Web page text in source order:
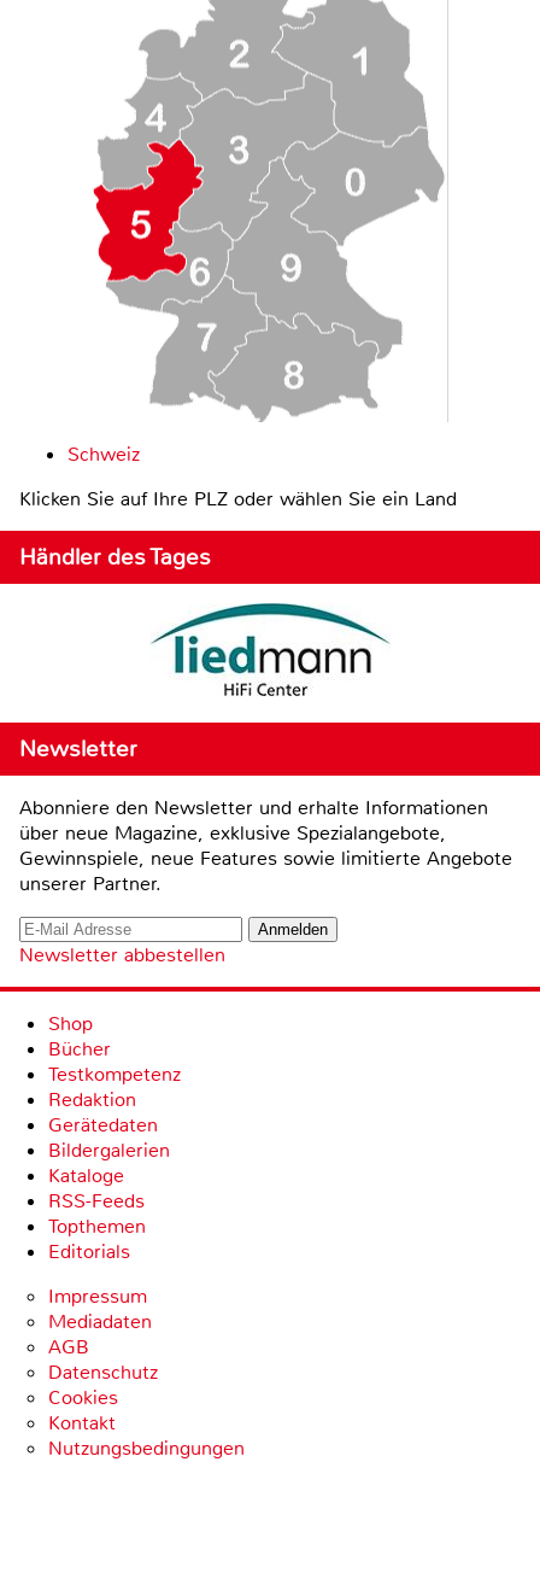
Schweiz
Klicken Sie auf Ihre PLZ oder wählen Sie ein Land
Händler des Tages
Newsletter
Abonniere den Newsletter und erhalte Informationen
über neue Magazine, exklusive Spezialangebote,
Gewinnspiele, neue Features sowie limitierte Angebote
unserer Partner.
Newsletter abbestellen
Shop
Bücher
Testkompetenz
Redaktion
Gerätedaten
Bildergalerien
Kataloge
RSS-Feeds
Topthemen
Editorials
Impressum
Mediadaten
AGB
Datenschutz
Cookies
Kontakt
Nutzungsbedingungen